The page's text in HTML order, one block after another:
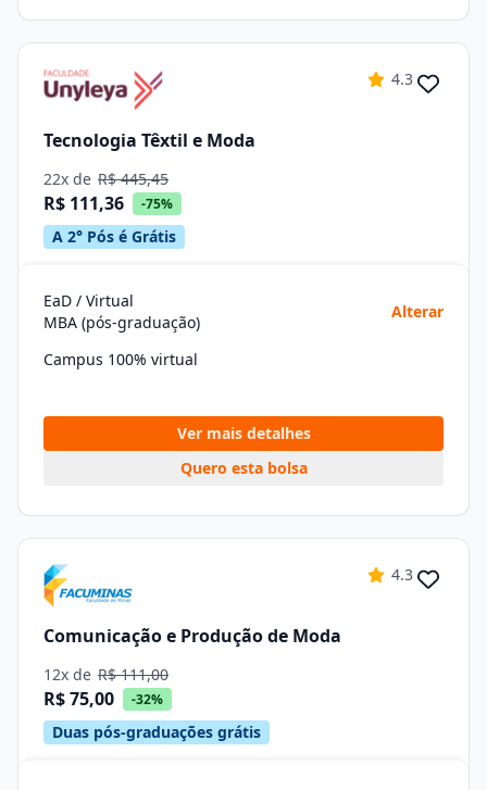
4.3
Tecnologia Têxtil e Moda
22x de R$ 445,45
R$ 111,36 -75%
A 2° Pós é Grátis
EaD / Virtual
MBA (pós-graduação)
Alterar
Campus 100% virtual
Ver mais detalhes
Quero esta bolsa
4.3
Comunicação e Produção de Moda
12x de R$ 111,00
R$ 75,00 -32%
Duas pós-graduações grátis